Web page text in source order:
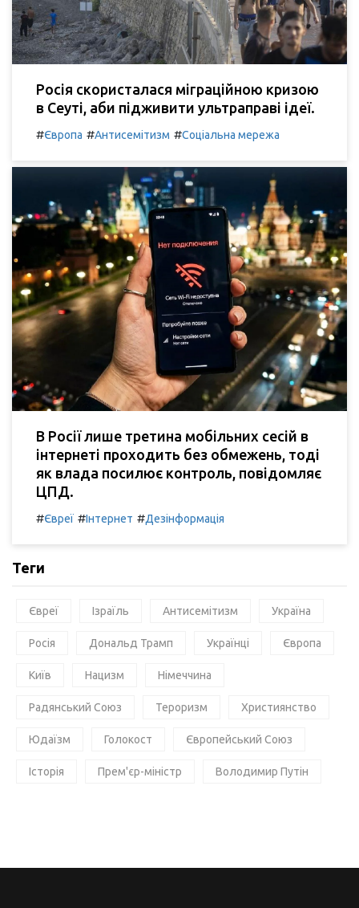
Росія скористалася міграційною кризою
в Сеуті, аби підживити ультраправі ідеї.
#Європа #Антисемітизм #Соціальна мережа
В Росії лише третина мобільних сесій в
інтернеті проходить без обмежень, тоді
як влада посилює контроль, повідомляє
ЦПД.
#Євреї #Інтернет #Дезінформація
Теги
Євреї Ізраїль Антисемітизм Україна
Росія Дональд Трамп Українці Європа
Київ Нацизм Німеччина
Радянський Союз Тероризм Християнство
Юдаїзм Голокост Європейський Союз
Історія Прем'єр-міністр Володимир Путін